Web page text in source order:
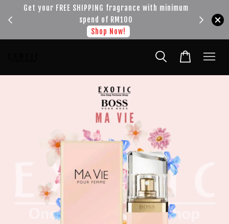
Get your FREE SHIPPING fragrance with minimum
spend of RM100
Shop Now!